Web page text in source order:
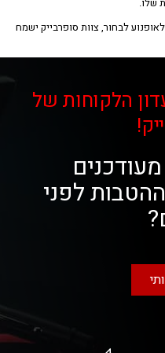
לבחור, צוות סופרבייק ישמח
הלקוחות של
לפני